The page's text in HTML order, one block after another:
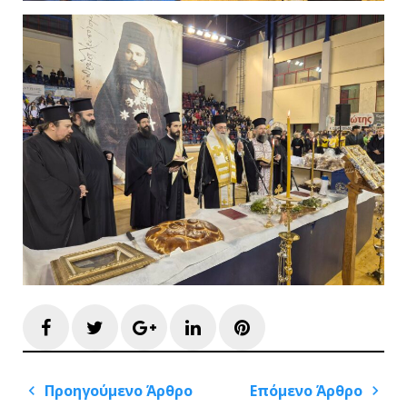
FacebookTwitterGoogle+LinkedInPinterest
Πλοήγηση
Προηγούμενο Άρθρο
Επόμενο Άρθρο